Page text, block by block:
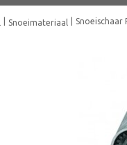
Snoeimateriaal Snoeischaar